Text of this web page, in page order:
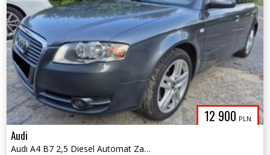
12 900 PLN
Audi
Audi A4 B7 2,5 Diesel Automat Zamiana